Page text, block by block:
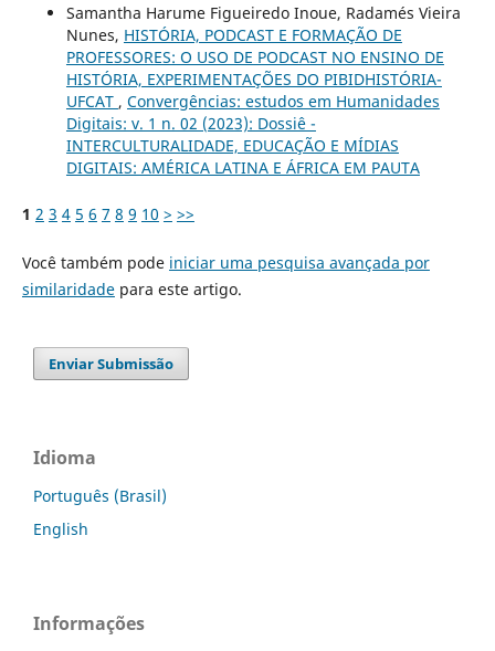
Samantha Harume Figueiredo Inoue, Radamés Vieira
Nunes, HISTÓRIA, PODCAST E FORMAÇÃO DE
PROFESSORES: O USO DE PODCAST NO ENSINO DE
HISTÓRIA, EXPERIMENTAÇÕES DO PIBIDHISTÓRIA-
UFCAT , Convergências: estudos em Humanidades
Digitais: v. 1 n. 02 (2023): Dossiê -
INTERCULTURALIDADE, EDUCAÇÃO E MÍDIAS
DIGITAIS: AMÉRICA LATINA E ÁFRICA EM PAUTA
1 2 3 4 5 6 7 8 9 10 > >>
Você também pode iniciar uma pesquisa avançada por
similaridadepara este artigo.
Enviar Submissão
Idioma
Português (Brasil)
English
Informações